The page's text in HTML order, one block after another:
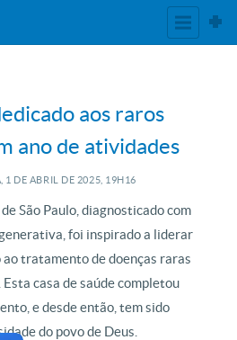
aos raros
ano de atividades
1 DE ABRIL DE 2025, 19H16
São Paulo, diagnosticado com
foi inspirado a liderar
tratamento de doenças raras
Esta casa de saúde completou
e desde então, tem sido
do povo de Deus.